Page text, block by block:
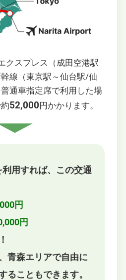
クスプレス（成田空港駅
線（東京駅～仙台駅/仙
通車指定席で利用した場
52,000 円かかります。
利⽤すれば、この交通
円
円
青森エリアで自由に
ることもできます。